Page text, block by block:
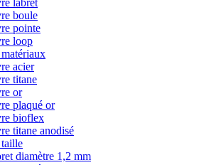
labret
boule
pointe
loop
acier
titane
or
plaqué or
bioflex
titane anodisé
diamètre 1,2 mm